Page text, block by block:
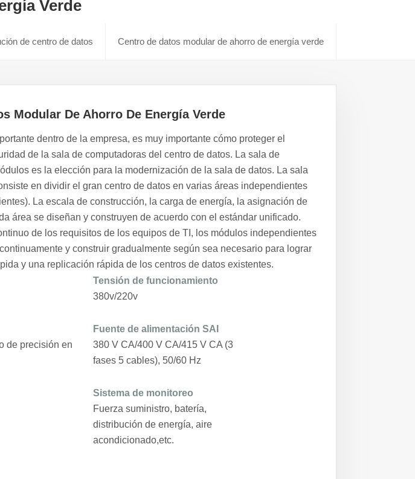
Verde
de centro de datos Centro de datos modular de ahorro de energía verde
Modular De Ahorro De Energía Verde
dentro de la empresa, es muy importante cómo proteger el
de la sala de computadoras del centro de datos. La sala de
es la elección para la modernización de la sala de datos. La sala
en dividir el gran centro de datos en varias áreas independientes
La escala de construcción, la carga de energía, la asignación de
área se diseñan y construyen de acuerdo con el estándar unificado.
de los requisitos de los equipos de TI, los módulos independientes
y construir gradualmente según sea necesario para lograr
y una replicación rápida de los centros de datos existentes.
Tensión de funcionamiento
380v/220v
de precisión en
Fuente de alimentación SAI
380 V CA/400 V CA/415 V CA (3
fases 5 cables), 50/60 Hz
Sistema de monitoreo
Fuerza suministro, batería,
distribución de energía, aire
acondicionado,etc.